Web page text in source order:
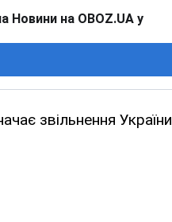
Новини на OBOZ.UA у
звільнення України